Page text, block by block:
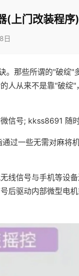
(上门改装程序)
日
。那些所谓的"破绽"
人从来不是靠"破绽"
信号; kkss8691 随时
过一些无需对麻将
线信号与手机等设
后驱动内部微型电